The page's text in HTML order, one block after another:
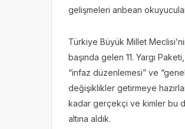
gelişmeleri anbean
Türkiye Büyük Millet
başında gelen 11. Yargı
“infaz düzenlemesi” ve
değişiklikler getirmeye
kadar gerçekçi ve kimler bu
altına aldık.